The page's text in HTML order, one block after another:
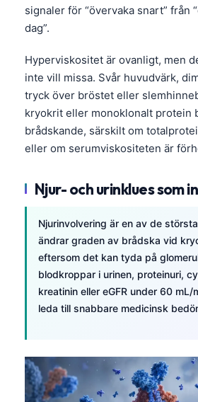
signaler för “övervaka snart” från
dag”.
Hyperviskositet är ovanligt, men
inte vill missa. Svår huvudvärk,
tryck över bröstet eller
kryokrit eller monoklonalt protein
brådskande, särskilt om
eller om serumviskositeten är
Njur- och urinklues som
Njurinvolvering är en av de
ändrar graden av brådska vid
eftersom det kan tyda på
blodkroppar i urinen, proteinuri,
kreatinin eller eGFR under 60 mL/
leda till snabbare medicinsk